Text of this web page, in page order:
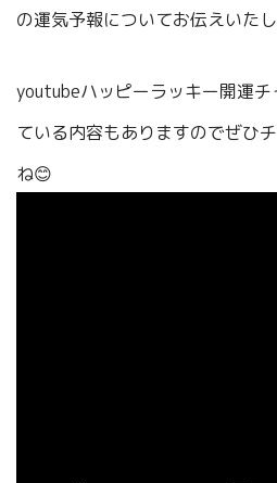
の運気予報についてお伝えいたし
youtubeハッピーラッキー開運
ている内容もありますのでぜひ
ね😊